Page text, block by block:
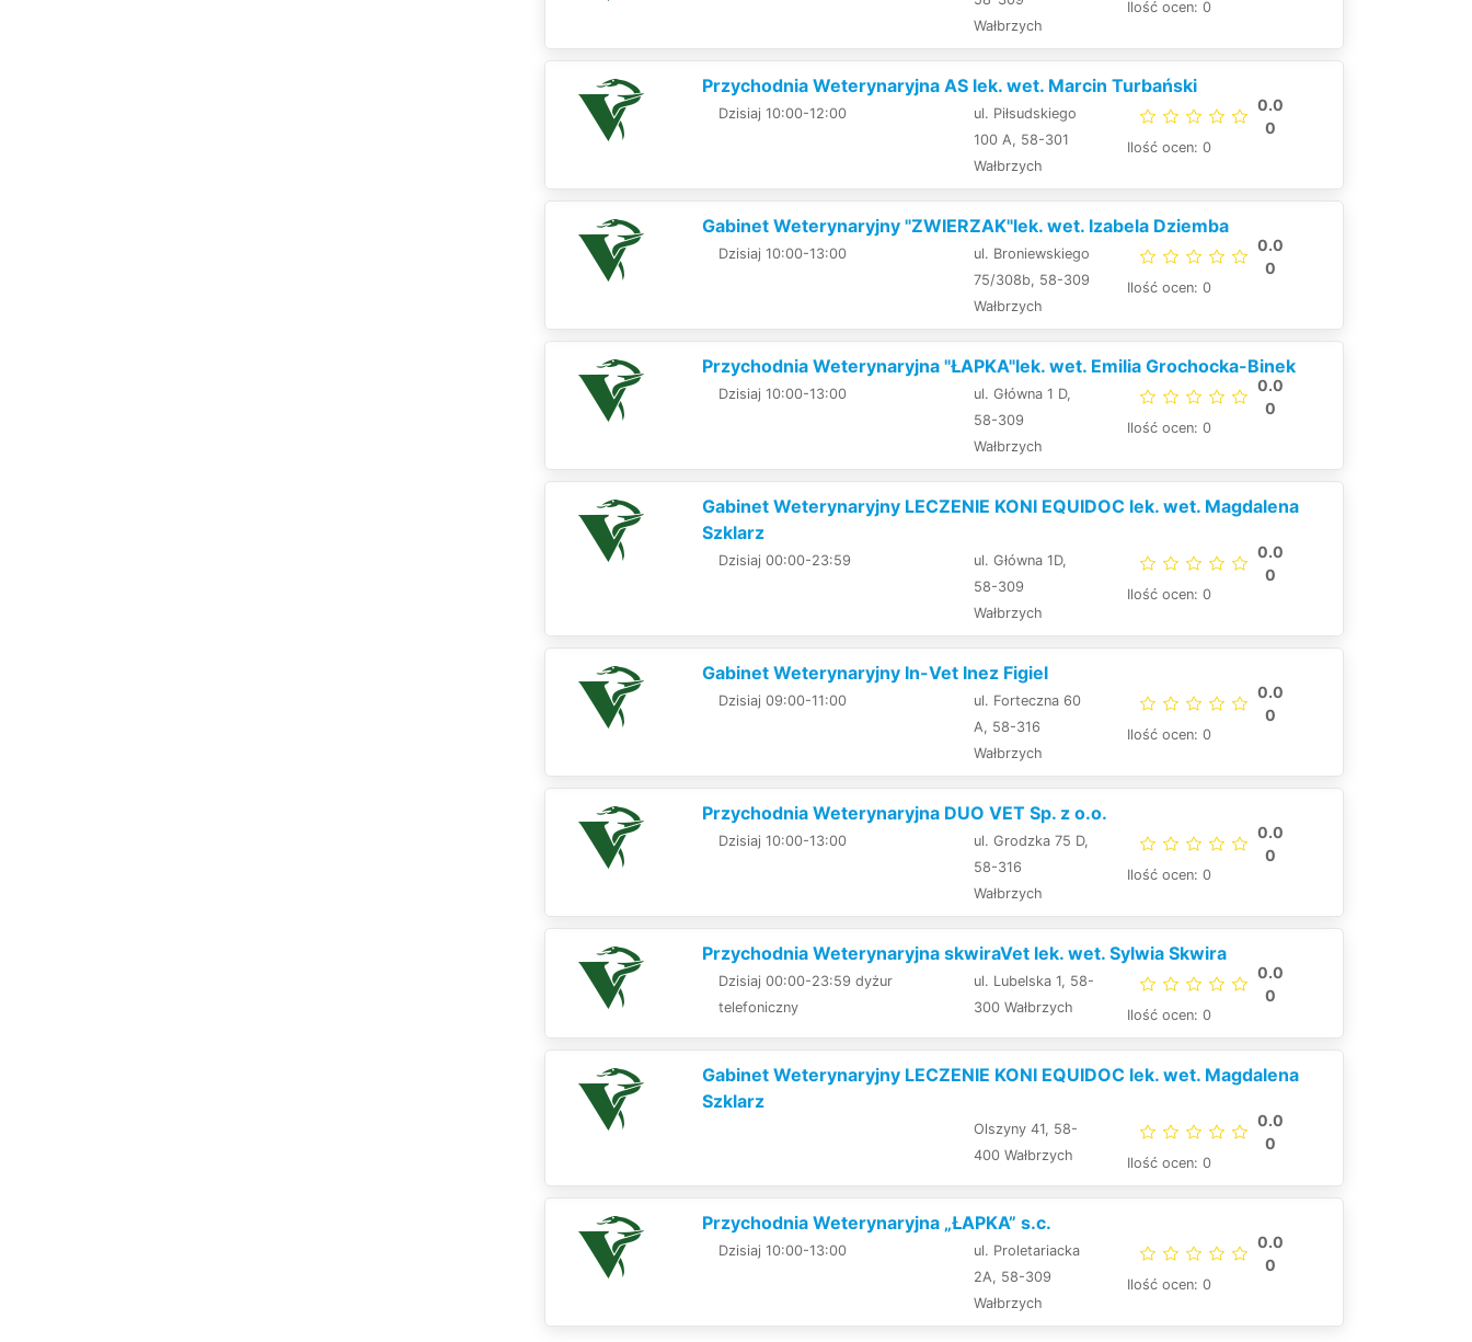
Wałbrzych
Ilość ocen: 0
Przychodnia Weterynaryjna AS lek. wet. Marcin Turbański
Dzisiaj 10:00-12:00
ul. Piłsudskiego
100 A, 58-301
Wałbrzych
0.0
0
Ilość ocen: 0
Gabinet Weterynaryjny "ZWIERZAK"lek. wet. Izabela Dziemba
Dzisiaj 10:00-13:00
ul. Broniewskiego
75/308b, 58-309
Wałbrzych
0.0
0
Ilość ocen: 0
Przychodnia Weterynaryjna "ŁAPKA"lek. wet. Emilia Grochocka-Binek
Dzisiaj 10:00-13:00
ul. Główna 1 D,
58-309
Wałbrzych
0.0
0
Ilość ocen: 0
Gabinet Weterynaryjny LECZENIE KONI EQUIDOC lek. wet. Magdalena
Szklarz
Dzisiaj 00:00-23:59
ul. Główna 1D,
58-309
Wałbrzych
0.0
0
Ilość ocen: 0
Gabinet Weterynaryjny In-Vet Inez Figiel
Dzisiaj 09:00-11:00
ul. Forteczna 60
A, 58-316
Wałbrzych
0.0
0
Ilość ocen: 0
Przychodnia Weterynaryjna DUO VET Sp. z o.o.
Dzisiaj 10:00-13:00
ul. Grodzka 75 D,
58-316
Wałbrzych
0.0
0
Ilość ocen: 0
Przychodnia Weterynaryjna skwiraVet lek. wet. Sylwia Skwira
Dzisiaj 00:00-23:59 dyżur
telefoniczny
ul. Lubelska 1, 58-
300 Wałbrzych
0.0
0
Ilość ocen: 0
Gabinet Weterynaryjny LECZENIE KONI EQUIDOC lek. wet. Magdalena
Szklarz
Olszyny 41, 58-
400 Wałbrzych
0.0
0
Ilość ocen: 0
Przychodnia Weterynaryjna „ŁAPKA” s.c.
Dzisiaj 10:00-13:00
ul. Proletariacka
2A, 58-309
Wałbrzych
0.0
0
Ilość ocen: 0